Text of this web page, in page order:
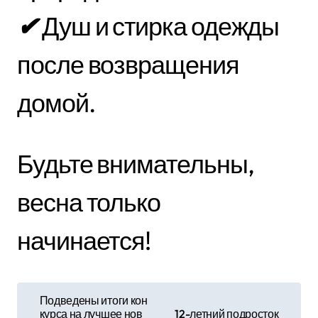
✔Душ и стирка одежды
после возвращения
домой.
Будьте внимательны,
весна только
начинается!
Подведены итоги кон
курса на лучшее нов
12-летний подросток